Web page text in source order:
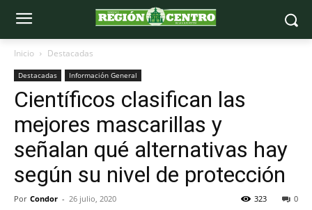
Inicio Destacadas
Destacadas Información General
Científicos clasifican las
mejores mascarillas y
señalan qué alternativas hay
según su nivel de protección
Por Condor - 26 julio, 2020 0
323